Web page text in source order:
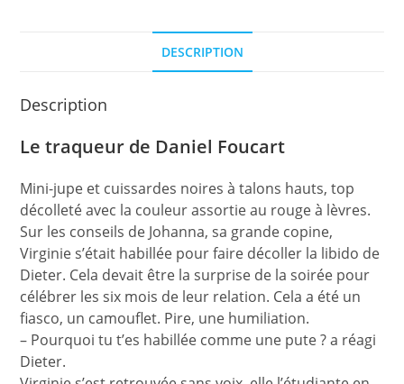
DESCRIPTION
Description
Le traqueur de Daniel Foucart
Mini-jupe et cuissardes noires à talons hauts, top
décolleté avec la couleur assortie au rouge à lèvres.
Sur les conseils de Johanna, sa grande copine,
Virginie s’était habillée pour faire décoller la libido de
Dieter. Cela devait être la surprise de la soirée pour
célébrer les six mois de leur relation. Cela a été un
fiasco, un camouflet. Pire, une humiliation.
– Pourquoi tu t’es habillée comme une pute ? a réagi
Dieter.